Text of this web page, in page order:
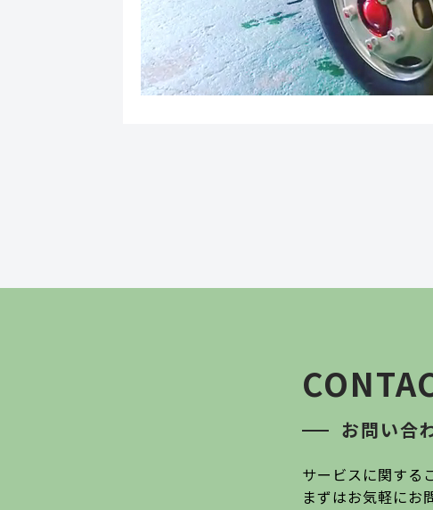
お問い合
サービスに関する
まずはお気軽にお